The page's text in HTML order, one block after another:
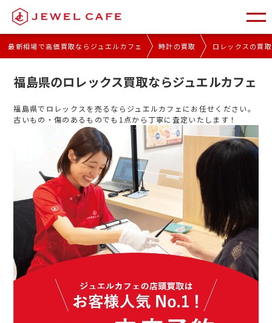
最新相場で高価買取ならジュエルカフェ 時計の買取 ロレックスの買取
福島県のロレックス買取ならジュエルカフェ
福島県でロレックスを売るならジュエルカフェにお任せください。
古いもの・傷のあるものでも1点から丁寧に査定いたします！